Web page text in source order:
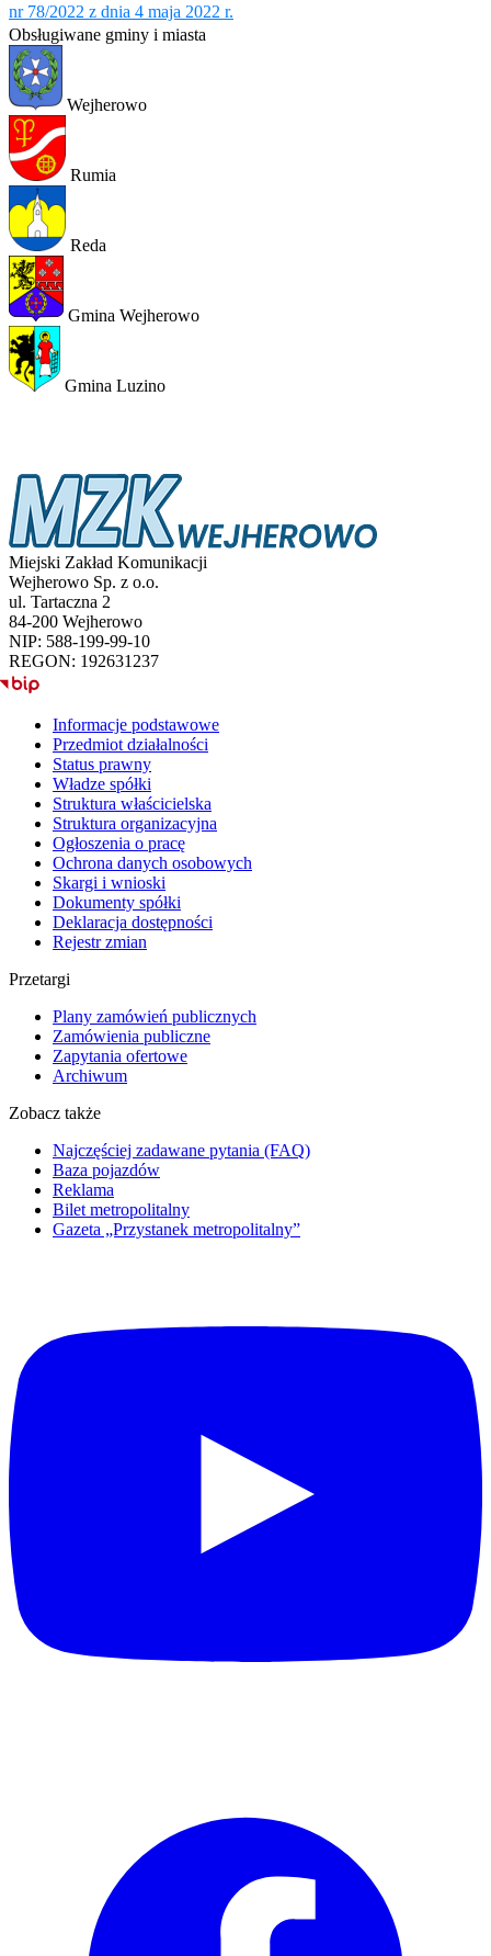
nr 78/2022 z dnia 4 maja 2022 r.
Obsługiwane gminy i miasta
Wejherowo
Rumia
Reda
Gmina Wejherowo
Gmina Luzino
Miejski Zakład Komunikacji
Wejherowo Sp. z o.o.
ul. Tartaczna 2
84-200 Wejherowo
NIP: 588-199-99-10
REGON: 192631237
Informacje podstawowe
Przedmiot działalności
Status prawny
Władze spółki
Struktura właścicielska
Struktura organizacyjna
Ogłoszenia o pracę
Ochrona danych osobowych
Skargi i wnioski
Dokumenty spółki
Deklaracja dostępności
Rejestr zmian
Przetargi
Plany zamówień publicznych
Zamówienia publiczne
Zapytania ofertowe
Archiwum
Zobacz także
Najczęściej zadawane pytania (FAQ)
Baza pojazdów
Reklama
Bilet metropolitalny
Gazeta „Przystanek metropolitalny”